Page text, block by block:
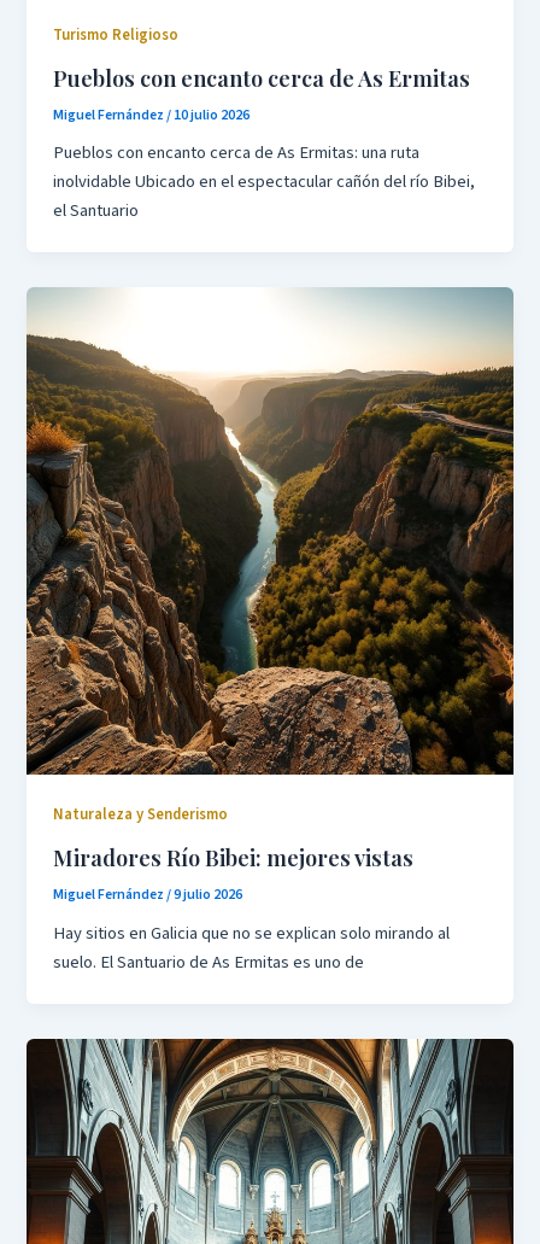
Turismo Religioso
Pueblos con encanto cerca de As Ermitas
Miguel Fernández/10 julio 2026
Pueblos con encanto cerca de As Ermitas: una ruta
inolvidable Ubicado en el espectacular cañón del río Bibei,
el Santuario
Naturaleza y Senderismo
Miradores Río Bibei: mejores vistas
Miguel Fernández/9 julio 2026
Hay sitios en Galicia que no se explican solo mirando al
suelo. El Santuario de As Ermitas es uno de